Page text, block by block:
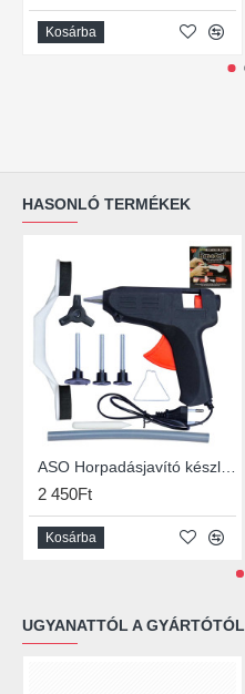
Kosárba
HASONLÓ TERMÉKEK
2 450Ft
Kosárba
UGYANATTÓL A GYÁRTÓTÓL